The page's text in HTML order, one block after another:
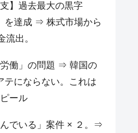
】過去最大の黒字
を達成 ⇒ 株式市場から
流出。
働」の問題 ⇒ 韓国の
テにならない。これは
ール
んでいる」案件 × ２。⇒